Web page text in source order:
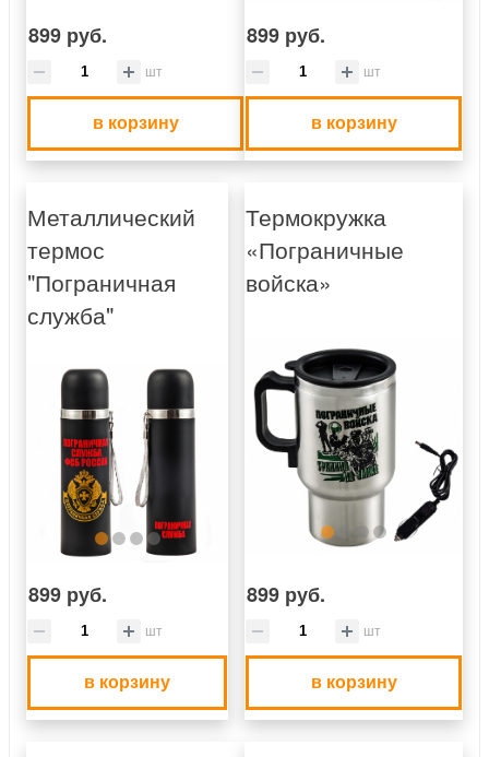
899 руб.
шт
в корзину
899 руб.
шт
в корзину
Металлический
термос
"Пограничная
служба"
899 руб.
шт
в корзину
Термокружка
«Пограничные
войска»
899 руб.
шт
в корзину